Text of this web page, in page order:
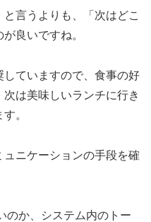
言うよりも、「次はどこ
良いですね。
ていますので、食事の好
は美味しいランチに行き
。
ニケーションの手段を確
のか、システム内のトー